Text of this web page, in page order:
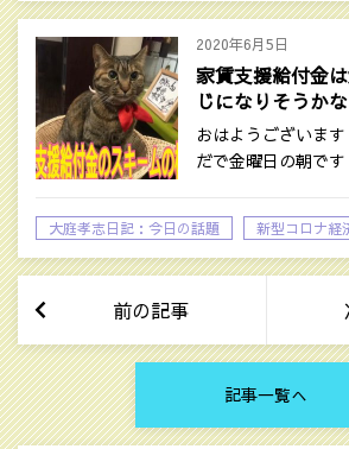
2020年6月5日
家賃支援給付金
じになりそうか
おはようございま
だで金曜日の朝で
大庭孝志日記：今日の話題
新型コロナ経
時事ネタ
前の記事
記事一覧へ